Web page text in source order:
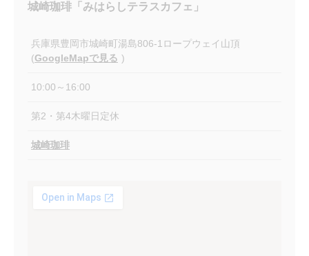
城崎珈琲「みはらしテラスカフェ」
兵庫県豊岡市城崎町湯島806-1ロープウェイ山頂
(GoogleMapで見る )
10:00～16:00
第2・第4木曜日定休
城崎珈琲